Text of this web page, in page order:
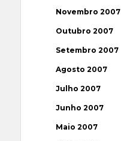
Novembro 2007
Outubro 2007
Setembro 2007
Agosto 2007
Julho 2007
Junho 2007
Maio 2007